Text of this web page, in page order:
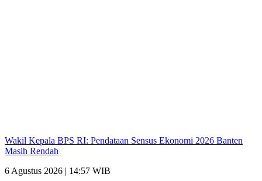
Wakil Kepala BPS RI: Pendataan Sensus Ekonomi 2026 Banten
Masih Rendah
6 Agustus 2026 | 14:57 WIB